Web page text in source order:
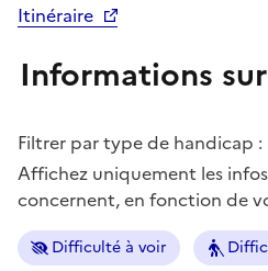
Itinéraire
Informations
Filtrer par type de handicap :
Affichez uniquement les
concernent, en fonction de
Difficulté à voir